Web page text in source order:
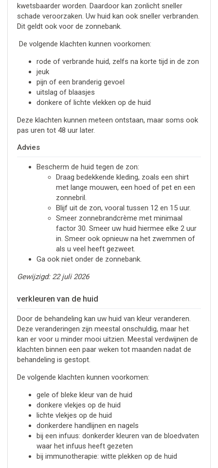
kwetsbaarder worden. Daardoor kan zonlicht sneller
schade veroorzaken. Uw huid kan ook sneller verbranden.
Dit geldt ook voor de zonnebank.
De volgende klachten kunnen voorkomen:
rode of verbrande huid, zelfs na korte tijd in de zon
jeuk
pijn of een branderig gevoel
uitslag of blaasjes
donkere of lichte vlekken op de huid
Deze klachten kunnen meteen ontstaan, maar soms ook
pas uren tot 48 uur later.
Advies
Bescherm de huid tegen de zon:
Draag bedekkende kleding, zoals een shirt
met lange mouwen, een hoed of pet en een
zonnebril.
Blijf uit de zon, vooral tussen 12 en 15 uur.
Smeer zonnebrandcrème met minimaal
factor 30. Smeer uw huid hiermee elke 2 uur
in. Smeer ook opnieuw na het zwemmen of
als u veel heeft gezweet.
Ga ook niet onder de zonnebank.
Gewijzigd: 22 juli 2026
verkleuren van de huid
Door de behandeling kan uw huid van kleur veranderen.
Deze veranderingen zijn meestal onschuldig, maar het
kan er voor u minder mooi uitzien. Meestal verdwijnen de
klachten binnen een paar weken tot maanden nadat de
behandeling is gestopt.
De volgende klachten kunnen voorkomen:
gele of bleke kleur van de huid
donkere vlekjes op de huid
lichte vlekjes op de huid
donkerdere handlijnen en nagels
bij een infuus: donkerder kleuren van de bloedvaten
waar het infuus heeft gezeten
bij immunotherapie: witte plekken op de huid